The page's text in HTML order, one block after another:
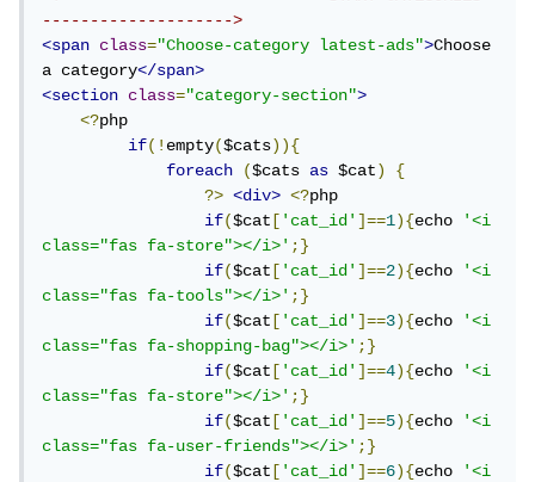
items.city_id=city.city_id
             WHERE   country.country_id=?
             AND items.NAME LIKE
'%$inputSearch%' order by feature desc
             limit
$startFrom,$adsPerPage");
execute(array($country
$stmt->fetchAll ();
$adsTotalNumber=count( $item );
=ceil($adsTotalNumber/$adsPer
Page);
ثم هل يمكنك تحديد بالضبط ما القيمتان المتعارضتان؟
-------------------->
<span
class="Choose-category latest-ads">Choose
a category</span>
<section
class="category-section">
<?php
if(!empty($cats)){
foreach
($cats as $cat)
{
?>
<div> <?php
if($cat['cat_id']==1){echo '<i
class="fas fa-store"></i>';}
if($cat['cat_id']==2){echo '<i
class="fas fa-tools"></i>';}
if($cat['cat_id']==3){echo '<i
class="fas fa-shopping-bag"></i>';}
if($cat['cat_id']==4){echo '<i
class="fas fa-store"></i>';}
if($cat['cat_id']==5){echo '<i
class="fas fa-user-friends"></i>';}
if($cat['cat_id']==6){echo '<i